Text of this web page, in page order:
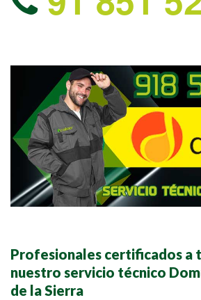
Profesionales certificados a
nuestro servicio técnico
de la Sierra